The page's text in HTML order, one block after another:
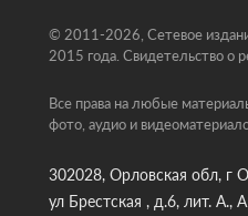
© 2011-2026, Сетевое
2015 года. Свидетельство о
Все права на любые
фото, аудио и
302028, Орловская обл, г
ул Брестская , д.6, лит. А.,